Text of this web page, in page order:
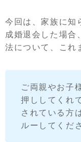
今回は、家族に知
成婚退会した場合
法について、これ
ご両親やお子
押ししてくれ
されている方
ルーしてくだ